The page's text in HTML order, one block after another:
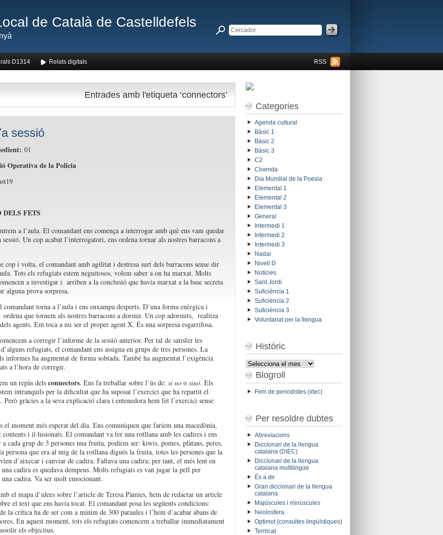
de Català de Castelldefels
RSS
D1314 Relats digitals
Entrades amb l'etiqueta ‘connectors’
sessió
01
Operativa de la Policia
FETS
a l’aula. El comandant ens comença a interrogar amb què ens vam quedar
Un cop acabat l’interrogatori, ens ordena tornar als nostres barracons a
cop i volta, el comandant amb agilitat i destresa surt dels barracons sense dir
Tots els refugiats estem neguitosos, volem saber a on ha marxat. Molts
a investigar i arriben a la conclusió que havia marxat a la base secreta
alguna prova sorpresa.
torna a l’aula i ens enxampa desperts. D’una forma enèrgica i
que tornem als nostres barracons a dormir. Un cop adormits, realitza
agents. Em toca a mi ser el proper agent X. És una sorpresa esgarrifosa.
a corregir l’informe de la sessió anterior. Per tal de satisfer les
refugiats, el comandant ens assigna en grups de tres persones. La
informes ha augmentat de forma sobtada. També ha augmentat l’exigència
a l’hora de corregir.
un repàs dels connectors. Ens fa treballar sobre l’ús de: si noo sinó. Els
intranquils per la dificultat que ha suposat l’exercici que ha repartit el
Però gràcies a la seva explicació clara i entenedora hem fet l’exercici sense
el moment més esperat del dia. Ens comuniquen que faríem una macedònia,
contents i il·lusionats. El comandant va fer una rotllana amb les cadires i ens
a cada grup de 3 persones una fruita, podíem ser: kiwis, pomes, plàtans, peres,
persona que era al mig de la rotllana digués la fruita, totes les persones que la
d’aixecar i canviar de cadira. Faltava una cadira; per tant, el més lent en
una cadira es quedava dempeus. Molts refugiats es van jugar la pell per
una cadira. Va ser molt emocionant.
el mapa d’idees sobre l’article de Teresa Pàmies, hem de redactar un article
el text que ens havia tocat. El comandant posa les següents condicions:
la crítica ha de ser com a mínim de 300 paraules i l’hem d’acabar abans de
En aquest moment, tots els refugiats comencem a treballar immediatament
els objectius.
Categories
Agenda cultural
Bàsic 1
Bàsic 2
Bàsic 3
C2
Cloenda
Dia Mundial de la Poesia
Elemental 1
Elemental 2
Elemental 3
General
Intermedi 1
Intermedi 2
Intermedi 3
Nadal
Nivell D
Notícies
Sant Jordi
Suficiència 1
Suficiència 2
Suficiència 3
Voluntariat per la llengua
Històric
Històric
Blogroll
Fem de periodistes (xtec)
Per resoldre dubtes
Abreviacions
Diccionari de la llengua
catalana (DIEC)
Diccionari de la llengua
catalana multilingüe
És a dir
Gran diccionari de la llengua
catalana
Majúscules i minúscules
Neolosfera
Optimot (consultes lingüístiques)
Termcat